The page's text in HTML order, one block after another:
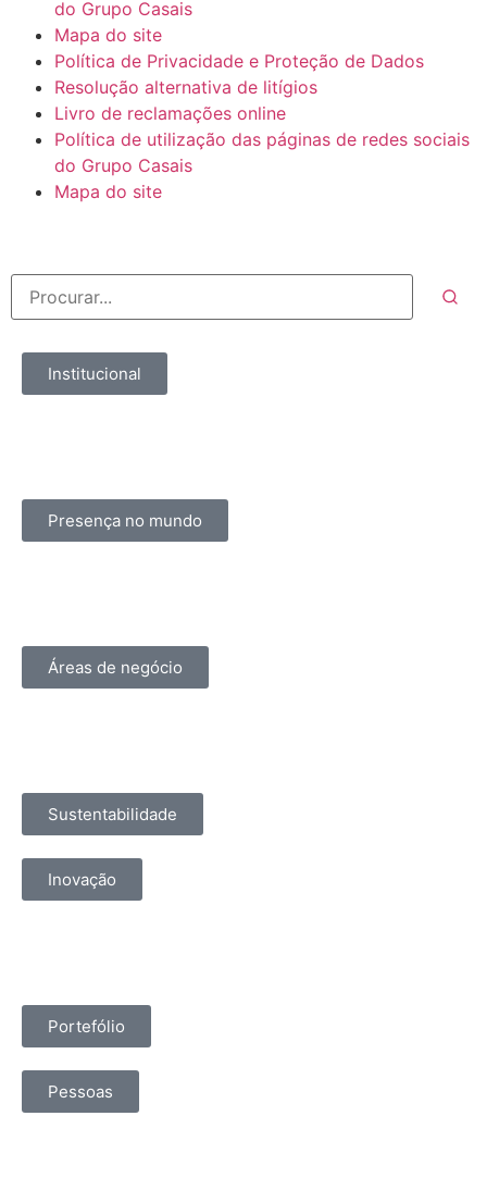
do Grupo Casais
Mapa do site
Política de Privacidade e Proteção de Dados
Resolução alternativa de litígios
Livro de reclamações online
Política de utilização das páginas de redes sociais
do Grupo Casais
Mapa do site
Institucional
Presença no mundo
Áreas de negócio
Sustentabilidade
Inovação
Portefólio
Pessoas